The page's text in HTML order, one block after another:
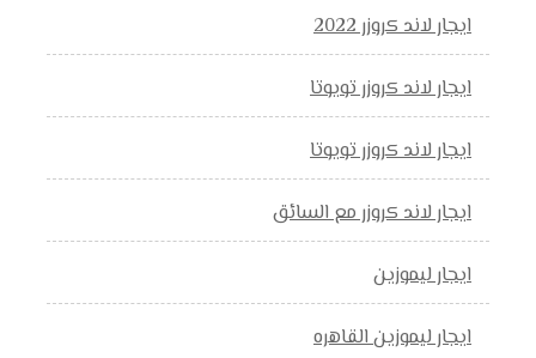
ايجار لاند كروزر 2022
ايجار لاند كروزر تويوتا
ايجار لاند كروزر تويوتا
ايجار لاند كروزر مع السائق
ايجار ليموزين
ايجار ليموزين القاهره